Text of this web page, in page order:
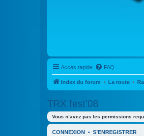
Accès rapide FAQ
Index du forum La route
TRX fest'08
Vous n’avez pas les permissions
CONNEXION • S’ENREGISTRER